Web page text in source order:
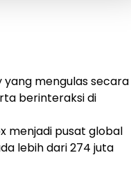
yang mengulas secara
berinteraksi di
menjadi pusat global
lebih dari 274 juta